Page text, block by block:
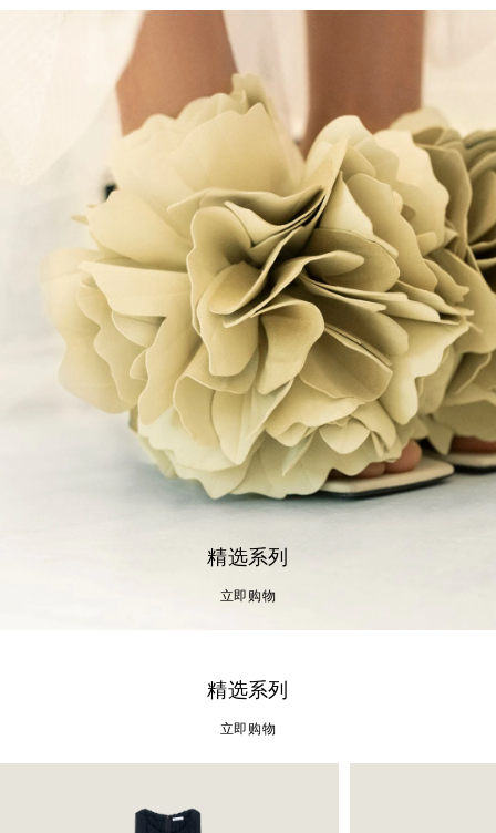
精选系列
立即购物
精选系列
立即购物